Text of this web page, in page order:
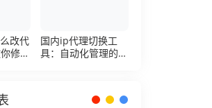
改代
修改
国内ip代理切换工
具：自动化管理的效